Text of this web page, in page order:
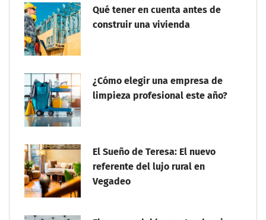
Qué tener en cuenta antes de
construir una vivienda
¿Cómo elegir una empresa de
limpieza profesional este año?
El Sueño de Teresa: El nuevo
referente del lujo rural en
Vegadeo